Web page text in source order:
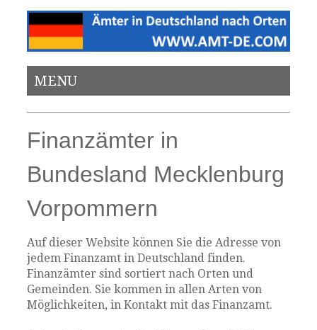
MENU
Finanzämter in
Bundesland Mecklenburg
Vorpommern
Auf dieser Website können Sie die Adresse von
jedem Finanzamt in Deutschland finden.
Finanzämter sind sortiert nach Orten und
Gemeinden. Sie kommen in allen Arten von
Möglichkeiten, in Kontakt mit das Finanzamt.